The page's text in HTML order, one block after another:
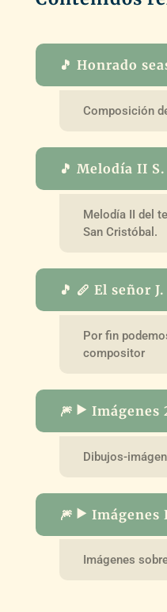
🎵 Honrado
Composición
🎵 Melodía II
Melodía II del
San Cristóbal.
🎵 🪈 El señor
Por fin
compositor
🎆 ▶️ Imágenes
Dibujos-
🎆 ▶️ Imágenes
Imágenes